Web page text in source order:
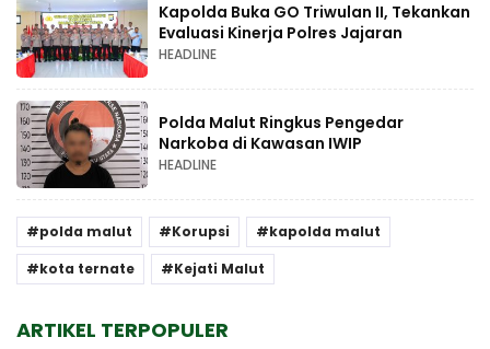
Kapolda Buka GO Triwulan II, Tekankan
Evaluasi Kinerja Polres Jajaran
HEADLINE
Polda Malut Ringkus Pengedar
Narkoba di Kawasan IWIP
HEADLINE
polda malut Korupsi
kapolda malut
kota ternate
Kejati Malut
ARTIKEL TERPOPULER